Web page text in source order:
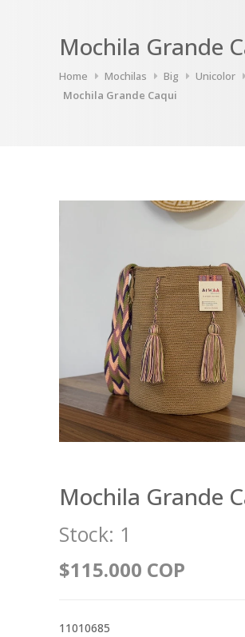
Mochila Grande
Home Mochilas Big
Unicolor
Mochila Grande Caqui
Mochila Grande
Stock: 1
$115.000 COP
11010685